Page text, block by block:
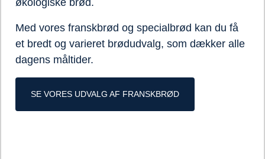
økologiske brød.
Med vores franskbrød og specialbrød kan du få
et bredt og varieret brødudvalg, som dækker alle
dagens måltider.
SE VORES UDVALG AF FRANSKBRØD